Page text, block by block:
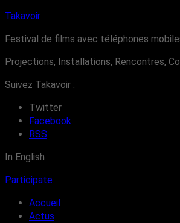
Takavoir
Festival de films avec téléphones
Projections, Installations, Rencontres,
Suivez Takavoir :
Twitter
Facebook
RSS
In English :
Participate
Accueil
Actus